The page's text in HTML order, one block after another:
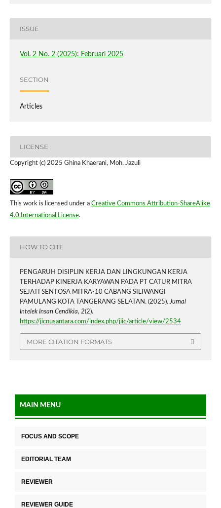
ISSUE
Vol. 2 No. 2 (2025): Februari 2025
SECTION
Articles
LICENSE
Copyright (c) 2025 Ghina Khaerani, Moh. Jazuli
This work is licensed under a Creative Commons Attribution-ShareAlike
4.0 International License.
HOW TO CITE
PENGARUH DISIPLIN KERJA DAN LINGKUNGAN KERJA
TERHADAP KINERJA KARYAWAN PADA PT CATUR MITRA
SEJATI SENTOSA MITRA-10 CABANG SILIWANGI
PAMULANG KOTA TANGERANG SELATAN. (2025).Jurnal
Intelek Insan Cendikia, 2(2).
https://jicnusantara.com/index.php/jiic/article/view/2534
MORE CITATION FORMATS
MAIN MENU
FOCUS AND SCOPE
EDITORIAL TEAM
REVIEWER
REVIEWER GUIDE